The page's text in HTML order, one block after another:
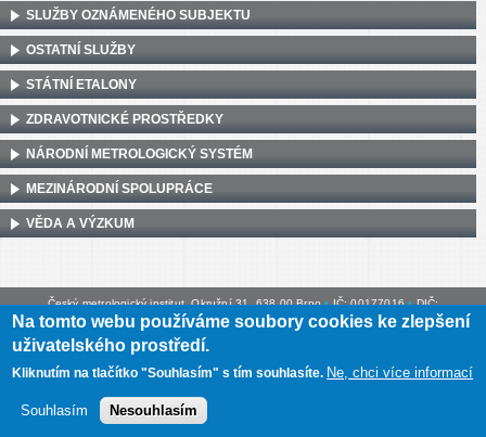
SLUŽBY OZNÁMENÉHO SUBJEKTU
OSTATNÍ SLUŽBY
STÁTNÍ ETALONY
ZDRAVOTNICKÉ PROSTŘEDKY
NÁRODNÍ METROLOGICKÝ SYSTÉM
MEZINÁRODNÍ SPOLUPRÁCE
VĚDA A VÝZKUM
Český metrologický institut, Okružní 31, 638 00 Brno•IČ: 00177016•DIČ:
CZ00177016
Na tomto webu používáme soubory cookies ke zlepšení
uživatelského prostředí.
Kliknutím na tlačítko "Souhlasím" s tím souhlasíte. Ne, chci více informací
Souhlasím Nesouhlasím